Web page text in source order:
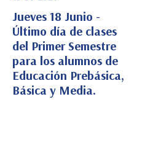
Ver Detalle
Jueves 18 Junio -
Último día de clases
del Primer Semestre
para los alumnos de
Educación Prebásica,
Básica y Media.